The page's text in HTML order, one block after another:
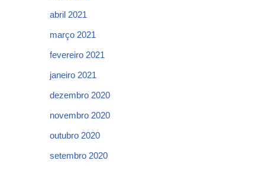
abril 2021
março 2021
fevereiro 2021
janeiro 2021
dezembro 2020
novembro 2020
outubro 2020
setembro 2020